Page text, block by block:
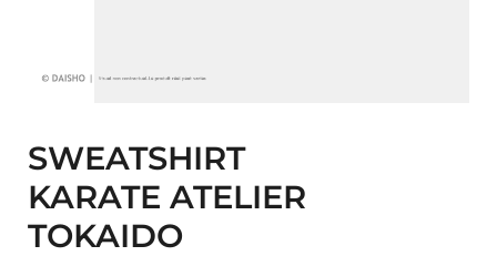
SWEATSHIRT
KARATE ATELIER
TOKAIDO